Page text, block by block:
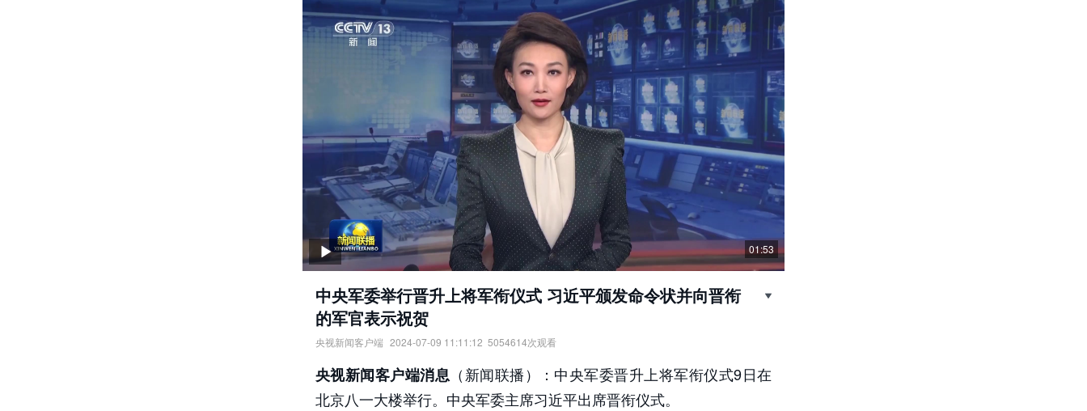
01:53
中央军委举行晋升上将军衔仪式 习近平颁发命令状并向晋衔
的军官表示祝贺
央视新闻客户端 2024-07-09 11:11:12 5054614次观看
责任编辑：央视新闻客户端
央视新闻客户端消息 （新闻联播）：中央军委晋升上将军衔仪式9日在
北京八一大楼举行。中央军委主席习近平出席晋衔仪式。